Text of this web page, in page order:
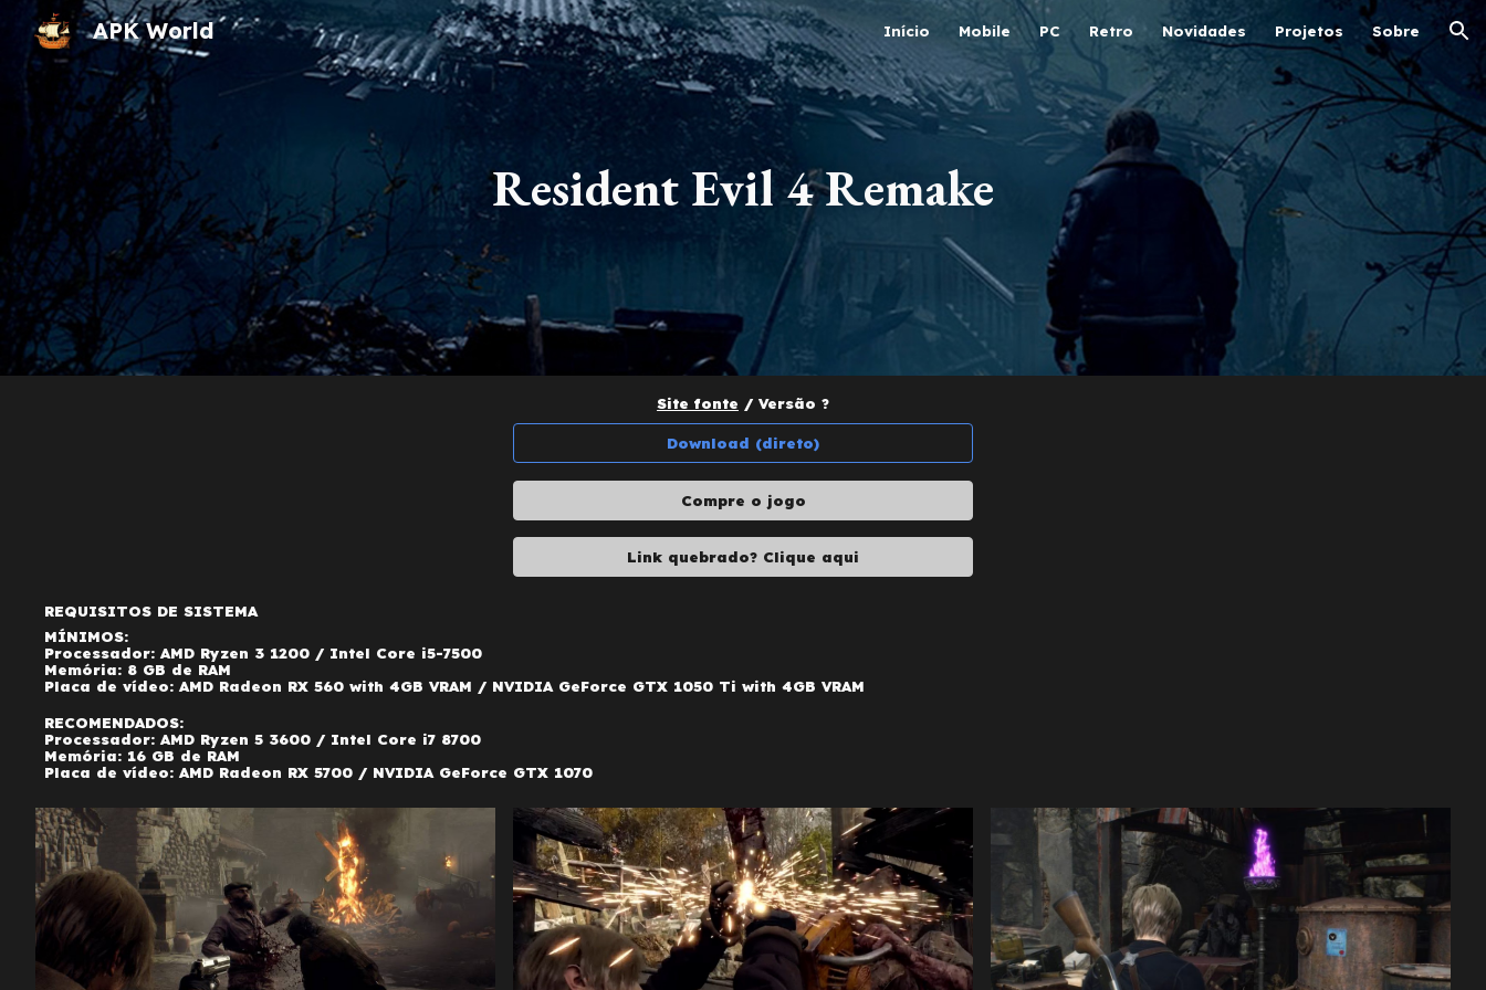
Skip to main content Skip to navigation
APK World Início Mobile PC Retro Novidades Projetos Sobre
Resident Evil 4 Remake
Site fonte / Versão ?
Download (direto)
Compre o jogo
Link quebrado? Clique aqui
REQUISITOS DE SISTEMA
MÍNIMOS:
Processador: AMD Ryzen 3 1200 / Intel Core i5-7500
Memória: 8 GB de RAM
Placa de vídeo: AMD Radeon RX 560 with 4GB VRAM / NVIDIA GeForce GTX 1050 Ti with 4GB VRAM
RECOMENDADOS:
Processador: AMD Ryzen 5 3600 / Intel Core i7 8700
Memória: 16 GB de RAM
Placa de vídeo: AMD Radeon RX 5700 / NVIDIA GeForce GTX 1070